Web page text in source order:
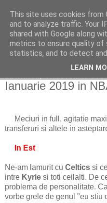
Becerescu.ro
Ianuarie 2019 in
Meciuri in full, agitatie
transferuri si altele in
In Est
Ne-am lamurit cu Celtics si
intre Kyrie si toti ceilalti. De
problema de personalitate.
vorbe grele de genul "eu stiu
This site uses cookies
and to analyze traffic. Your
shared with Google along
metrics to ensure quality of
statistics, and to detect and
LEARN